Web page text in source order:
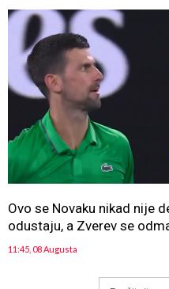
Ovo se Novaku nikad nije
odustaju, a Zverev se
11:45, 08 Augusta